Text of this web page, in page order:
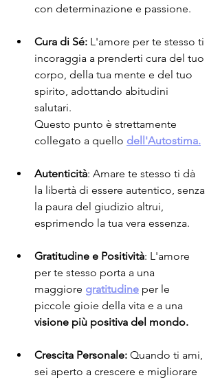
con determinazione e passione.
Cura di Sé: L'amore per te stesso ti
incoraggia a prenderti cura del tuo
corpo, della tua mente e del tuo
spirito, adottando abitudini
salutari.
Questo punto è strettamente
collegato a quello dell'Autostima.
Autenticità: Amare te stesso ti dà
la libertà di essere autentico, senza
la paura del giudizio altrui,
esprimendo la tua vera essenza.
Gratitudine e Positività: L'amore
per te stesso porta a una
maggiore gratitudine per le
piccole gioie della vita e a una
visione più positiva del mondo.
Crescita Personale: Quando ti ami,
sei aperto a crescere e migliorare